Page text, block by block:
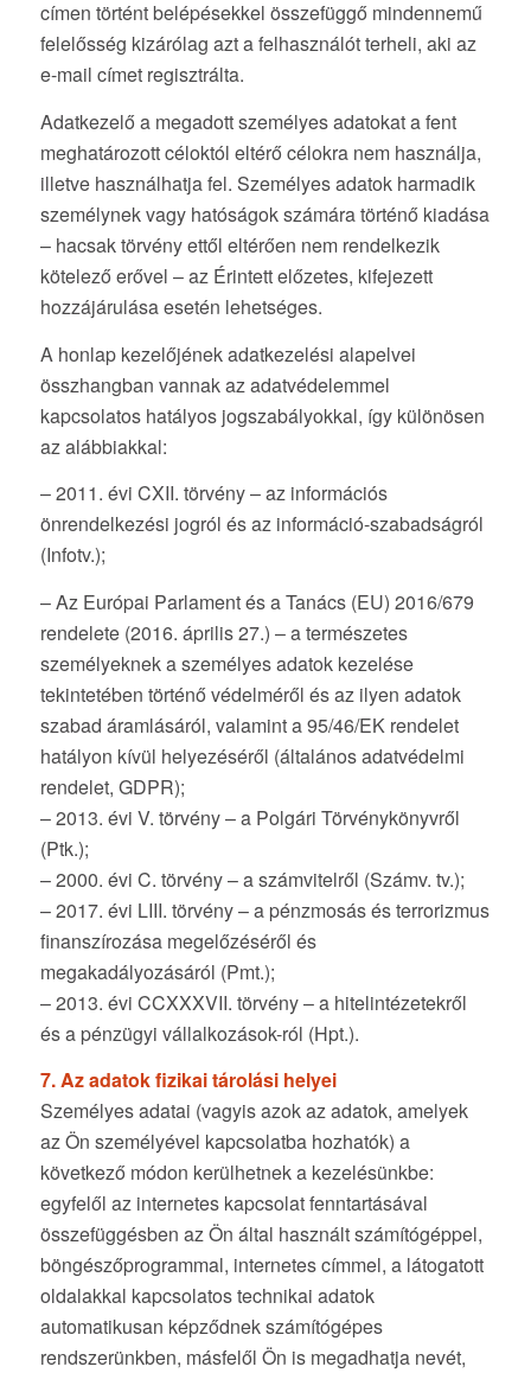
címen történt belépésekkel összefüggő mindennemű
felelősség kizárólag azt a felhasználót terheli, aki az
e-mail címet regisztrálta.
Adatkezelő a megadott személyes adatokat a fent
meghatározott céloktól eltérő célokra nem használja,
illetve használhatja fel. Személyes adatok harmadik
személynek vagy hatóságok számára történő kiadása
– hacsak törvény ettől eltérően nem rendelkezik
kötelező erővel – az Érintett előzetes, kifejezett
hozzájárulása esetén lehetséges.
A honlap kezelőjének adatkezelési alapelvei
összhangban vannak az adatvédelemmel
kapcsolatos hatályos jogszabályokkal, így különösen
az alábbiakkal:
– 2011. évi CXII. törvény – az információs
önrendelkezési jogról és az információ-szabadságról
(Infotv.);
– Az Európai Parlament és a Tanács (EU) 2016/679
rendelete (2016. április 27.) – a természetes
személyeknek a személyes adatok kezelése
tekintetében történő védelméről és az ilyen adatok
szabad áramlásáról, valamint a 95/46/EK rendelet
hatályon kívül helyezéséről (általános adatvédelmi
rendelet, GDPR);
– 2013. évi V. törvény – a Polgári Törvénykönyvről
(Ptk.);
– 2000. évi C. törvény – a számvitelről (Számv. tv.);
– 2017. évi LIII. törvény – a pénzmosás és terrorizmus
finanszírozása megelőzéséről és
megakadályozásáról (Pmt.);
– 2013. évi CCXXXVII. törvény – a hitelintézetekről
és a pénzügyi vállalkozások-ról (Hpt.).
7. Az adatok fizikai tárolási helyei
Személyes adatai (vagyis azok az adatok, amelyek
az Ön személyével kapcsolatba hozhatók) a
következő módon kerülhetnek a kezelésünkbe:
egyfelől az internetes kapcsolat fenntartásával
összefüggésben az Ön által használt számítógéppel,
böngészőprogrammal, internetes címmel, a látogatott
oldalakkal kapcsolatos technikai adatok
automatikusan képződnek számítógépes
rendszerünkben, másfelől Ön is megadhatja nevét,